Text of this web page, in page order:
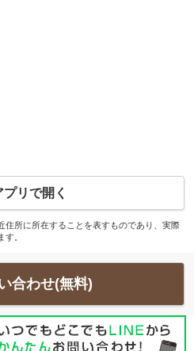
リで開く
所に所在することを表すものであり、実際
。
合わせ(無料)